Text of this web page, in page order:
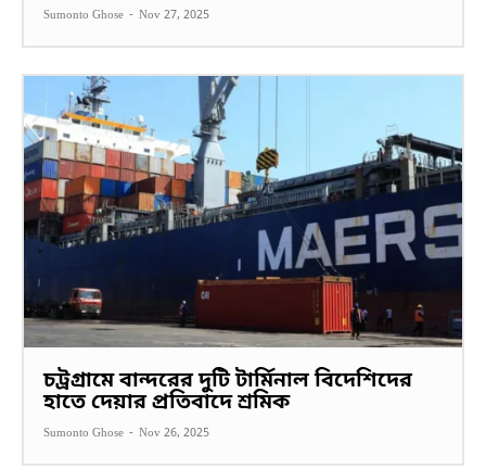
Sumonto Ghose - Nov 27, 2025
চট্রগ্রামে বান্দরের দুটি টার্মিনাল বিদেশিদের
হাতে দেয়ার প্রতিবাদে শ্রমিক
Sumonto Ghose - Nov 26, 2025